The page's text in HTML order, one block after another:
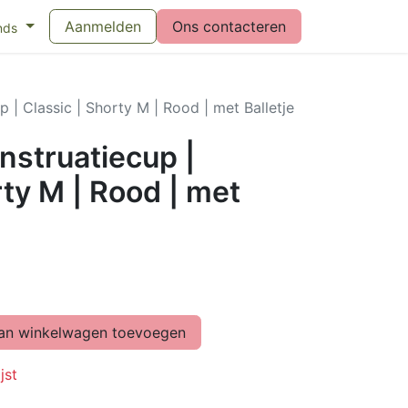
maandverband Vragen over menstruatiecups
Aanmelden Ons contacteren
| Classic | Shorty M | Rood | met Balletje
|
M | Rood | met
winkelwagen toevoegen